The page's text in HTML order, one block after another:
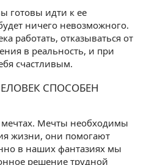
готовы идти к ее
ничего невозможного.
работать, отказываться от
в реальность, и при
счастливым.
СПОСОБЕН
мечтах. Мечты необходимы
жизни, они помогают
в наших фантазиях мы
решение трудной